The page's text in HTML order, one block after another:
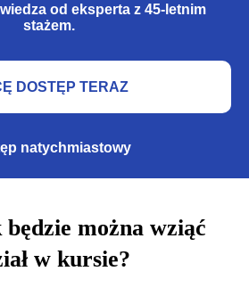
od eksperta z 45-letnim
stażem.
DOSTĘP TERAZ
natychmiastowy
można wziąć
w kursie?